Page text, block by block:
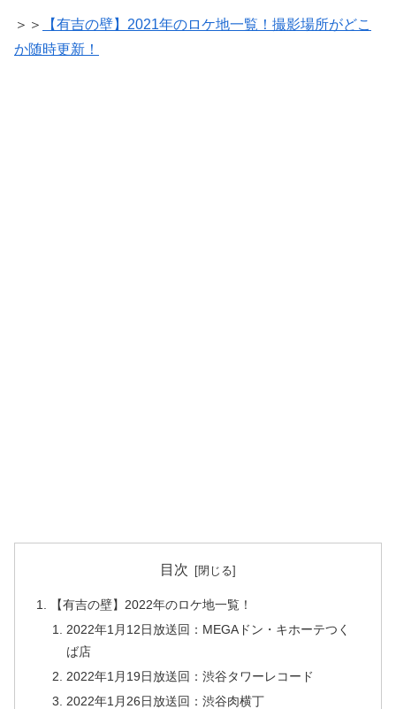
＞＞
【有吉の壁】2021年のロケ地一覧！撮影場所がどこ
か随時更新！
目次
【有吉の壁】2022年のロケ地一覧！
2022年1月12日放送回：MEGAドン・キホーテつく
ば店
2022年1月19日放送回：渋谷タワーレコード
2022年1月26日放送回：渋谷肉横丁